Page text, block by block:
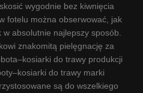
wygodnie bez kiwnięcia
fotelu można obserwować, jak
absolutnie najlepszy sposób.
znakomitą pielęgnację za
do trawy produkcji
do trawy marki
są do wszelkiego